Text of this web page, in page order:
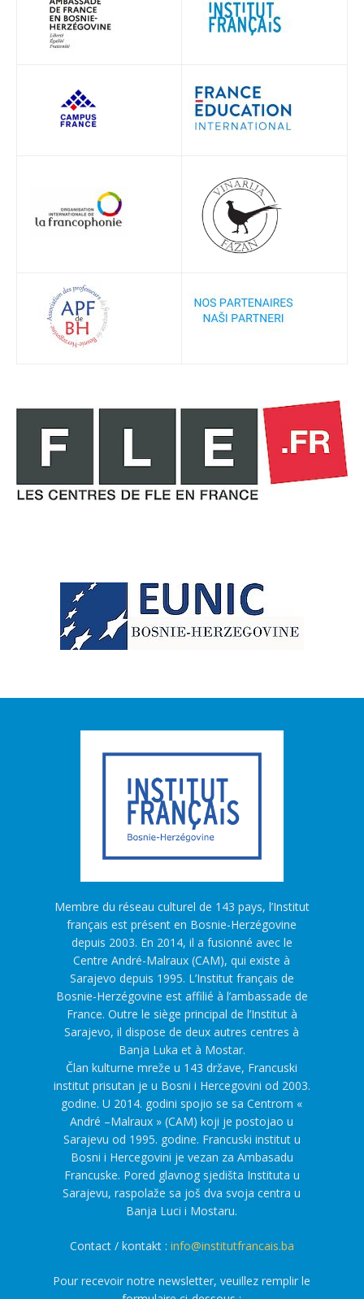
Membre du réseau culturel de 143 pays, l’Institut
français est présent en Bosnie-Herzégovine
depuis 2003. En 2014, il a fusionné avec le
Centre André-Malraux (CAM), qui existe à
Sarajevo depuis 1995. L’Institut français de
Bosnie-Herzégovine est affilié à l’ambassade de
France. Outre le siège principal de l’Institut à
Sarajevo, il dispose de deux autres centres à
Banja Luka et à Mostar.
Član kulturne mreže u 143 države, Francuski
institut prisutan je u Bosni i Hercegovini od 2003.
godine. U 2014. godini spojio se sa Centrom «
André –Malraux » (CAM) koji je postojao u
Sarajevu od 1995. godine. Francuski institut u
Bosni i Hercegovini je vezan za Ambasadu
Francuske. Pored glavnog sjedišta Instituta u
Sarajevu, raspolaže sa još dva svoja centra u
Banja Luci i Mostaru.
Contact / kontakt : info@institutfrancais.ba
Pour recevoir notre newsletter, veuillez remplir le